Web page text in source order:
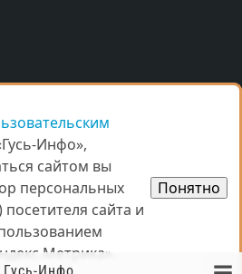
Контакты
Хрустальном
Инфо»,
сайтом вы
персональных
сайта и
Понятно
Инфо»,
сайтом вы
персональных
сайта и
Понятно